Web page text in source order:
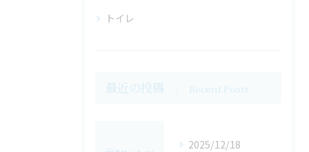
トイレ
最近の投稿 Recent Posts
2025/12/18